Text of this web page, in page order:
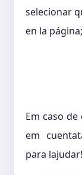
selecionar
en la página;
Em caso
em
para lajudar!